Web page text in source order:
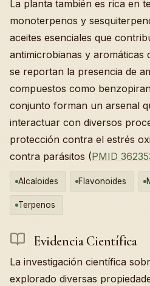
La planta también es rica en
monoterpenos y
aceites esenciales que
antimicrobianas y aromáticas
se reportan la presencia de
compuestos como
conjunto forman un arsenal
interactuar con diversos
protección contra el estrés
contra parásitos (PMID
Alcaloides Flavonoides
Terpenos
Evidencia Científica
La investigación científica
explorado diversas